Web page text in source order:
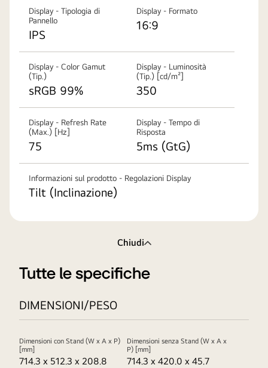
Display - Tipologia di
Pannello
IPS
Display - Formato
16:9
Display - Color Gamut
(Tip.)
sRGB 99%
Display - Luminosità
(Tip.) [cd/m²]
350
Display - Refresh Rate
(Max.) [Hz]
75
Display - Tempo di
Risposta
5ms (GtG)
Informazioni sul prodotto - Regolazioni Display
Tilt (Inclinazione)
Chiudi
Tutte le specifiche
DIMENSIONI/PESO
Dimensioni con Stand (W x A x P)
[mm]
714.3 x 512.3 x 208.8
Dimensioni senza Stand (W x A x
P) [mm]
714.3 x 420.0 x 45.7